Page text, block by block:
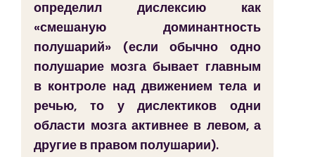
определил дислексию как
«смешаную доминантность
полушарий» (если обычно одно
полушарие мозга бывает главным
в контроле над движением тела и
речью, то у дислектиков одни
области мозга активнее в левом, а
другие в правом полушарии).